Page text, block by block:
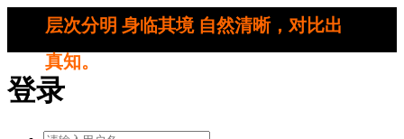
层次分明 身临其境 自然清晰，对比出
真知。
登录